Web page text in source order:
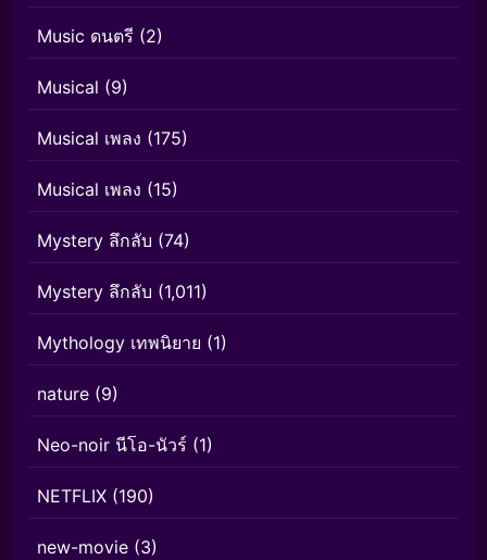
Music ดนตรี (2)
Musical (9)
Musical เพลง (175)
Musical เพลง (15)
Mystery ลึกลับ (74)
Mystery ลึกลับ (1,011)
Mythology เทพนิยาย (1)
nature (9)
Neo-noir นีโอ-นัวร์ (1)
NETFLIX (190)
new-movie (3)